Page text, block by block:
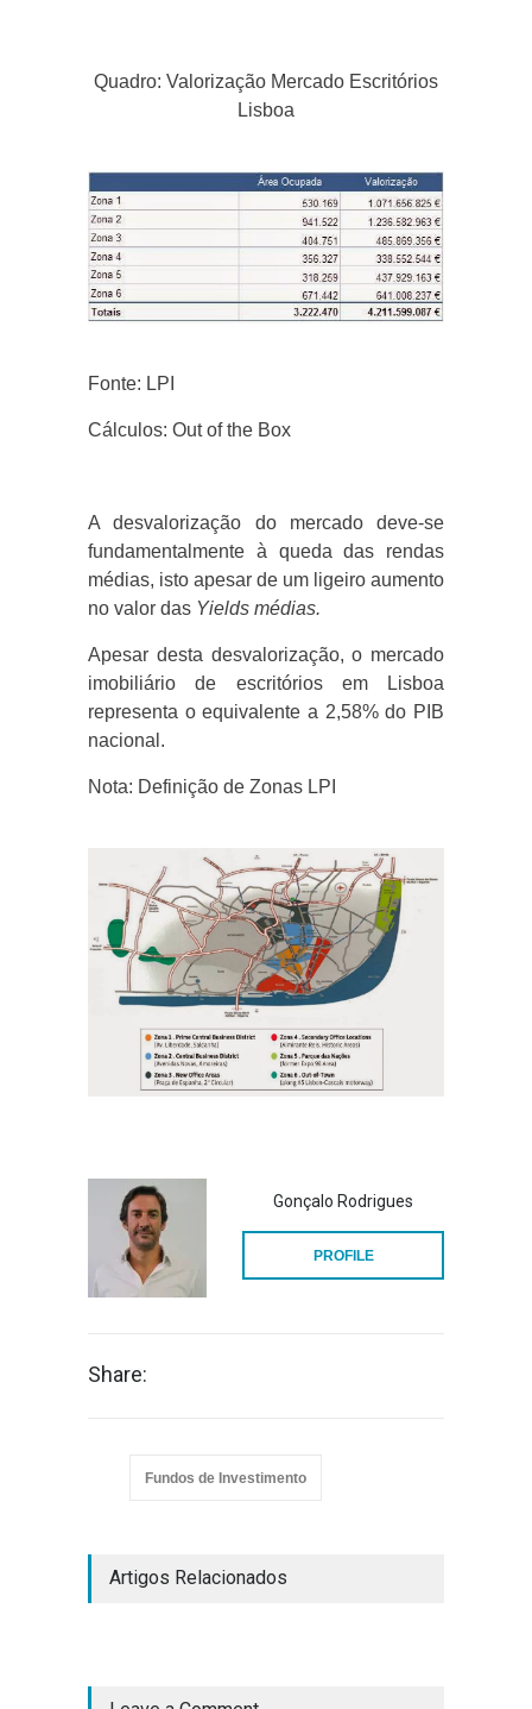
Quadro: Valorização Mercado Escritórios
Lisboa
Fonte: LPI
Cálculos: Out of the Box
A desvalorização do mercado deve-se
fundamentalmente à queda das rendas
médias, isto apesar de um ligeiro aumento
no valor das Yields médias.
Apesar desta desvalorização, o mercado
imobiliário de escritórios em Lisboa
representa o equivalente a 2,58% do PIB
nacional.
Nota: Definição de Zonas LPI
Gonçalo Rodrigues
PROFILE
Share:
Fundos de Investimento
Artigos Relacionados